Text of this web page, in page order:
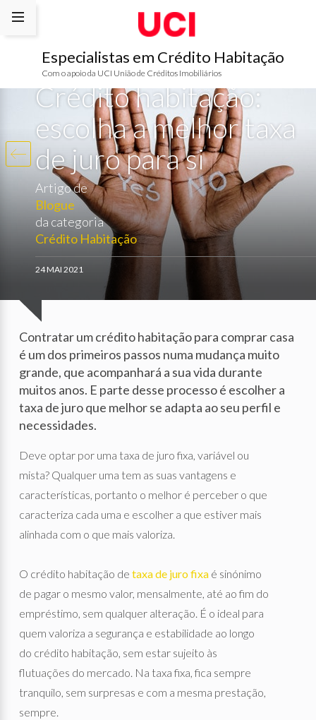
Especialistas em Crédito Habitação
Com o apoio da UCI União de Créditos Imobiliários
Crédito habitação:
escolha a melhor taxa
de juro para si
Artigo de
Blogue
da categoria
Crédito Habitação
24 MAI 2021
Contratar um crédito habitação para comprar casa
é um dos primeiros passos numa mudança muito
grande, que acompanhará a sua vida durante
muitos anos. E parte desse processo é escolher a
taxa de juro que melhor se adapta ao seu perfil e
necessidades.
Deve optar por uma taxa de juro fixa, variável ou
mista? Qualquer uma tem as suas vantagens e
características, portanto o melhor é perceber o que
caracteriza cada uma e escolher a que estiver mais
alinhada com o que mais valoriza.
O crédito habitação de taxa de juro fixaé sinónimo
de pagar o mesmo valor, mensalmente, até ao fim do
empréstimo, sem qualquer alteração. É o ideal para
quem valoriza a segurança e estabilidade ao longo
do crédito habitação, sem estar sujeito às
flutuações do mercado. Na taxa fixa, fica sempre
tranquilo, sem surpresas e com a mesma prestação,
sempre.